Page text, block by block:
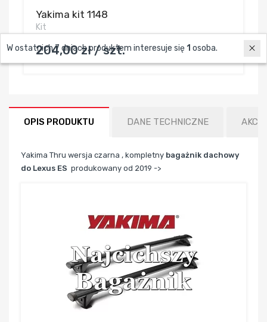
Yakima kit 1148
Kit
204,00 zł / szt.
OPIS PRODUKTU DANE TECHNICZNE
Yakima Thru wersja czarna , kompletny bagażnik dachowy
do Lexus ES produkowany od 2019 ->
W ostatnich 7 dniach produktem interesuje się 1 osoba.